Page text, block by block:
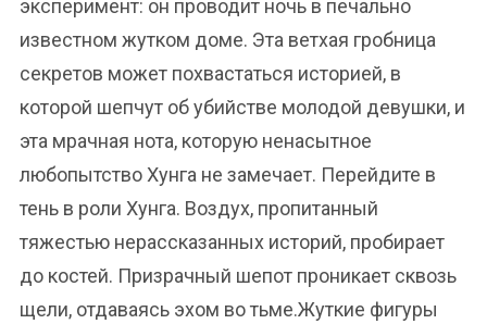
эксперимент: он проводит ночь в печально
известном жутком доме. Эта ветхая гробница
секретов может похвастаться историей, в
которой шепчут об убийстве молодой девушки, и
эта мрачная нота, которую ненасытное
любопытство Хунга не замечает. Перейдите в
тень в роли Хунга. Воздух, пропитанный
тяжестью нерассказанных историй, пробирает
до костей. Призрачный шепот проникает сквозь
щели, отдаваясь эхом во тьме.Жуткие фигуры